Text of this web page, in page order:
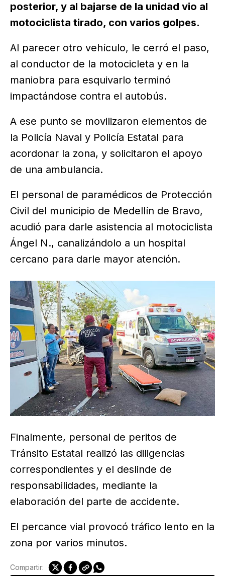
posterior, y al bajarse de la unidad vio al
motociclista tirado, con varios golpes.
Al parecer otro vehículo, le cerró el paso,
al conductor de la motocicleta y en la
maniobra para esquivarlo terminó
impactándose contra el autobús.
A ese punto se movilizaron elementos de
la Policía Naval y Policía Estatal para
acordonar la zona, y solicitaron el apoyo
de una ambulancia.
El personal de paramédicos de Protección
Civil del municipio de Medellín de Bravo,
acudió para darle asistencia al motociclista
Ángel N., canalizándolo a un hospital
cercano para darle mayor atención.
Finalmente, personal de peritos de
Tránsito Estatal realizó las diligencias
correspondientes y el deslinde de
responsabilidades, mediante la
elaboración del parte de accidente.
El percance vial provocó tráfico lento en la
zona por varios minutos.
Compartir: